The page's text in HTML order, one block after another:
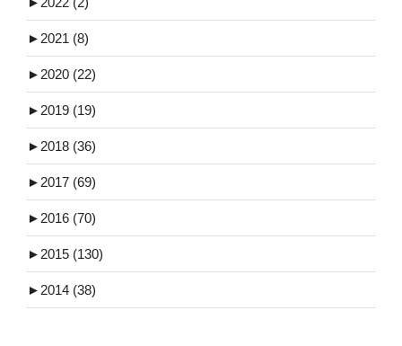
► 2021 (8)
► 2020 (22)
► 2019 (19)
► 2018 (36)
► 2017 (69)
► 2016 (70)
► 2015 (130)
► 2014 (38)